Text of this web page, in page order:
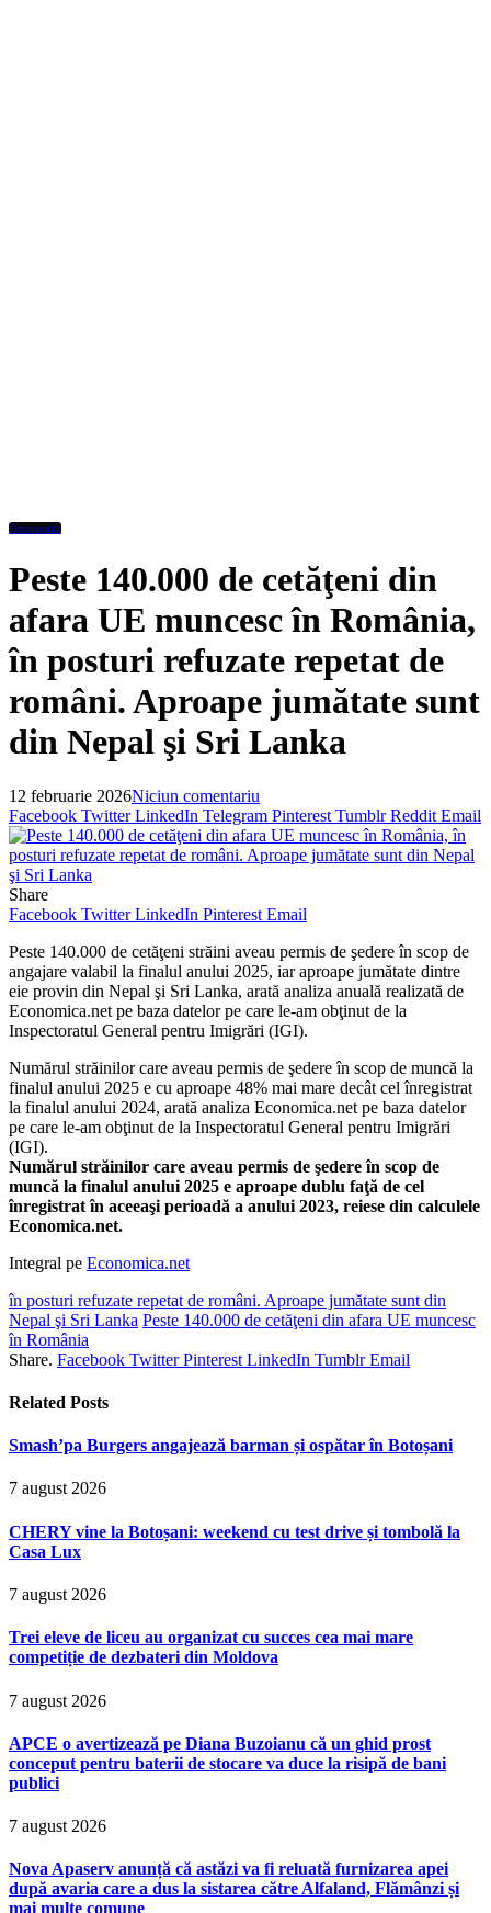
Economic
Peste 140.000 de cetăţeni din
afara UE muncesc în România,
în posturi refuzate repetat de
români. Aproape jumătate sunt
din Nepal şi Sri Lanka
12 februarie 2026Niciun comentariu
Facebook Twitter LinkedIn Telegram Pinterest Tumblr Reddit Email
Share
Facebook Twitter LinkedIn Pinterest Email
Peste 140.000 de cetăţeni străini aveau permis de şedere în scop de
angajare valabil la finalul anului 2025, iar aproape jumătate dintre
eie provin din Nepal şi Sri Lanka, arată analiza anuală realizată de
Economica.net pe baza datelor pe care le-am obţinut de la
Inspectoratul General pentru Imigrări (IGI).
Numărul străinilor care aveau permis de şedere în scop de muncă la
finalul anului 2025 e cu aproape 48% mai mare decât cel înregistrat
la finalul anului 2024, arată analiza Economica.net pe baza datelor
pe care le-am obţinut de la Inspectoratul General pentru Imigrări
(IGI).
Numărul străinilor care aveau permis de şedere în scop de
muncă la finalul anului 2025 e aproape dublu faţă de cel
înregistrat în aceeaşi perioadă a anului 2023, reiese din calculele
Economica.net.
Integral pe Economica.net
în posturi refuzate repetat de români. Aproape jumătate sunt din
Nepal şi Sri Lanka Peste 140.000 de cetăţeni din afara UE muncesc
în România
Share. Facebook Twitter Pinterest LinkedIn Tumblr Email
Related Posts
Smash’pa Burgers angajează barman și ospătar în Botoșani
7 august 2026
CHERY vine la Botoșani: weekend cu test drive și tombolă la
Casa Lux
7 august 2026
Trei eleve de liceu au organizat cu succes cea mai mare
competiție de dezbateri din Moldova
7 august 2026
APCE o avertizează pe Diana Buzoianu că un ghid prost
conceput pentru baterii de stocare va duce la risipă de bani
publici
7 august 2026
Nova Apaserv anunță că astăzi va fi reluată furnizarea apei
după avaria care a dus la sistarea către Alfaland, Flămânzi și
mai multe comune